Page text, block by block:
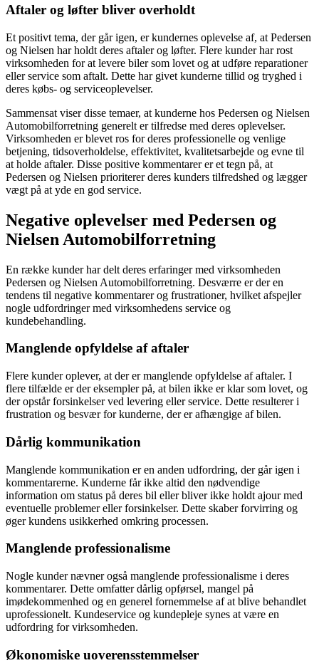
Aftaler og løfter bliver overholdt
Et positivt tema, der går igen, er kundernes oplevelse af, at Pedersen
og Nielsen har holdt deres aftaler og løfter. Flere kunder har rost
virksomheden for at levere biler som lovet og at udføre reparationer
eller service som aftalt. Dette har givet kunderne tillid og tryghed i
deres købs- og serviceoplevelser.
Sammensat viser disse temaer, at kunderne hos Pedersen og Nielsen
Automobilforretning generelt er tilfredse med deres oplevelser.
Virksomheden er blevet ros for deres professionelle og venlige
betjening, tidsoverholdelse, effektivitet, kvalitetsarbejde og evne til
at holde aftaler. Disse positive kommentarer er et tegn på, at
Pedersen og Nielsen prioriterer deres kunders tilfredshed og lægger
vægt på at yde en god service.
Negative oplevelser med Pedersen og
Nielsen Automobilforretning
En række kunder har delt deres erfaringer med virksomheden
Pedersen og Nielsen Automobilforretning. Desværre er der en
tendens til negative kommentarer og frustrationer, hvilket afspejler
nogle udfordringer med virksomhedens service og
kundebehandling.
Manglende opfyldelse af aftaler
Flere kunder oplever, at der er manglende opfyldelse af aftaler. I
flere tilfælde er der eksempler på, at bilen ikke er klar som lovet, og
der opstår forsinkelser ved levering eller service. Dette resulterer i
frustration og besvær for kunderne, der er afhængige af bilen.
Dårlig kommunikation
Manglende kommunikation er en anden udfordring, der går igen i
kommentarerne. Kunderne får ikke altid den nødvendige
information om status på deres bil eller bliver ikke holdt ajour med
eventuelle problemer eller forsinkelser. Dette skaber forvirring og
øger kundens usikkerhed omkring processen.
Manglende professionalisme
Nogle kunder nævner også manglende professionalisme i deres
kommentarer. Dette omfatter dårlig opførsel, mangel på
imødekommenhed og en generel fornemmelse af at blive behandlet
uprofessionelt. Kundeservice og kundepleje synes at være en
udfordring for virksomheden.
Økonomiske uoverensstemmelser